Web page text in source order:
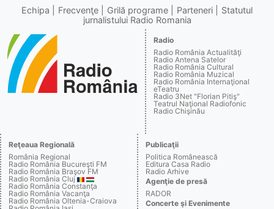
Echipa Frecvenţe Grilă programe Parteneri
Statutul
jurnalistului Radio Romania
Radio
Radio România Actualităţi
Radio Antena Satelor
Radio România Cultural
Radio România Muzical
Radio România Internaţional
eTeatru
Radio 3Net "Florian Pitiş"
Teatrul Naţional Radiofonic
Radio Chişinău
Reţeaua Regională
România Regional
Radio România Bucureşti FM
Radio România Braşov FM
Radio România Cluj
Radio România Constanţa
Radio România Vacanţa
Radio România Oltenia-Craiova
Publicaţii
Politica Românească
Editura Casa Radio
Radio Arhive
Agenţie de presă
RADOR
Concerte şi Evenimente